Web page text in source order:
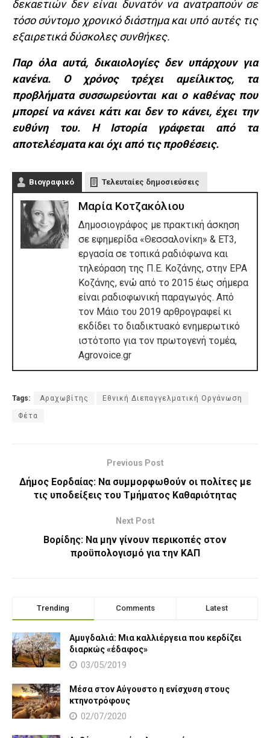
δεκαετιών δεν είναι δυνατόν να ανατραπούν σε
τόσο σύντομο χρονικό διάστημα και υπό αυτές τις
εξαιρετικά δύσκολες συνθήκες.
Παρ όλα αυτά, δικαιολογίες δεν υπάρχουν για
κανένα. Ο χρόνος τρέχει αμείλικτος, τα
προβλήματα συσσωρεύονται και ο καθένας που
μπορεί να κάνει κάτι και δεν το κάνει, έχει την
ευθύνη του. Η Ιστορία γράφεται από τα
αποτελέσματα και όχι από τις προθέσεις.
Βιογραφικό Τελευταίες δημοσιεύσεις
Μαρία Κοτζακόλιου
Δημοσιογράφος με πρακτική άσκηση
σε εφημερίδα «Θεσσαλονίκη» & ΕΤ3,
εργασία σε τοπικά ραδιόφωνα και
τηλεόραση της Π.Ε. Κοζάνης, στην ΕΡΑ
Κοζάνης, ενώ από το 2015 έως σήμερα
είναι ραδιοφωνική παραγωγός. Από
τον Μάιο του 2019 αρθρογραφεί κι
εκδίδει το διαδικτυακό ενημερωτικό
ιστότοπο για τον πρωτογενή τομέα,
Agrovoice.gr
Tags: Αραχωβίτης Εθνική Διεπαγγελματική Οργάνωση
Φέτα
Previous Post
Δήμος Εορδαίας: Να συμμορφωθούν οι πολίτες με
τις υποδείξεις του Τμήματος Καθαριότητας
Next Post
Βορίδης: Να μην γίνουν περικοπές στον
προϋπολογισμό για την ΚΑΠ
Trending Comments Latest
Αμυγδαλιά: Μια καλλιέργεια που κερδίζει
διαρκώς «έδαφος»
03/05/2019
Μέσα στον Αύγουστο η ενίσχυση στους
κτηνοτρόφους
02/07/2020